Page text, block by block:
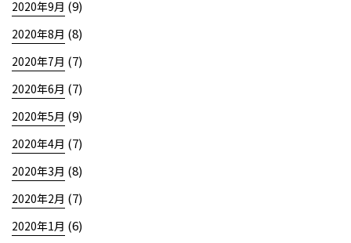
2020年9月 (9)
2020年8月 (8)
2020年7月 (7)
2020年6月 (7)
2020年5月 (9)
2020年4月 (7)
2020年3月 (8)
2020年2月 (7)
2020年1月 (6)